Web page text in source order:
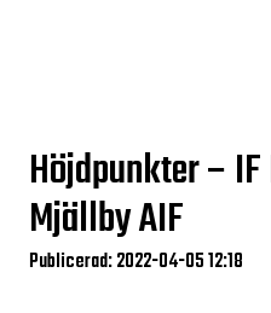
Höjdpunkter –
Mjällby AIF
Publicerad: 2022-04-05 12:18